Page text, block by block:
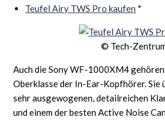
Teufel Airy TWS Pro kaufen *
© Tech-
Auch die Sony WF-1000XM4
Oberklasse der In-Ear-Kopfhörer. Sie
sehr ausgewogenen, detailreichen
und einem der besten Active Noise